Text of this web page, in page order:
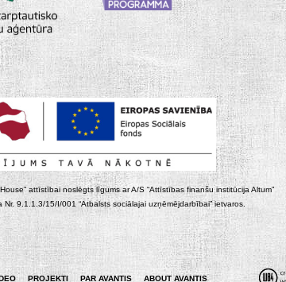
attīstībai noslēgts līgums ar A/S “Attīstības finanšu institūcija Altum”
9.1.1.3/15/I/001 “Atbalsts sociālajai uzņēmējdarbībai” ietvaros.
PROJEKTI PAR AVANTIS ABOUT AVANTIS